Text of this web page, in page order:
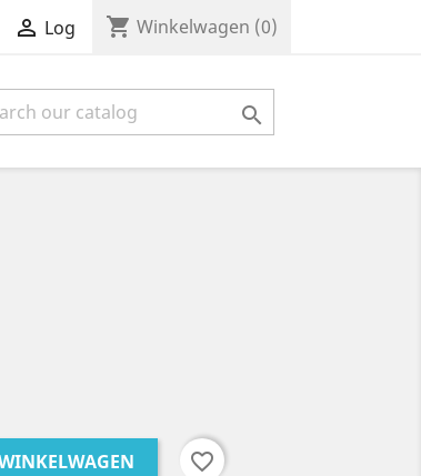
 Log shopping_cart Winkelwagen (0)

favorite_border